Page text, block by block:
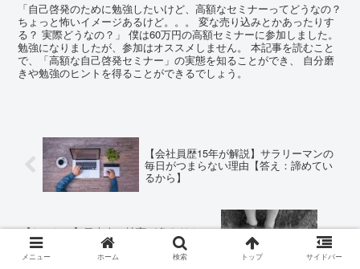
「自己啓発のために勉強したいけど、高額なセミナーってどうなの？
ちょっと怖いイメージあるけど。。。 変な売り込みとかあったりす
る？ 実際どうなの？」 僕は60万円の高額セミナーに参加しました。
勉強になりましたが、参加はオススメしません。 本記事を読むこと
で、「高額な自己啓発セミナー」の実態を知ることができ、 自分磨
きや勉強のヒントを得ることができるでしょう。
【会社員歴15年が解説】サラリーマンの
毎日がつまらない理由【答え：諦めてい
るから】
【おかしい】日本人に社畜が多すぎる３
つの理由【三年で抜け出せる】
メニュー ホーム 検索 トップ サイドバー